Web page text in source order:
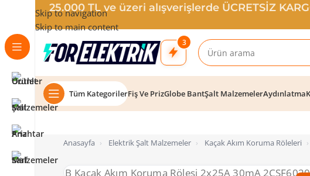
Skip to navigation
Skip to main content
3
Tüm KategorilerFiş Ve PrizGlobe BantŞalt MalzemelerAydınlatma
Anasayfa › Elektrik Şalt Malzemeler › Kaçak Akım Koruma Röleleri ›
25.000 TL ve üzeri alışverişlerde ÜCRETSİZ